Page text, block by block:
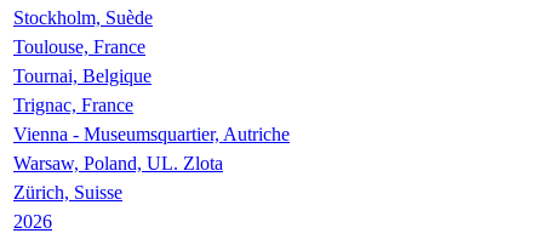
Stockholm, Suède
Toulouse, France
Tournai, Belgique
Trignac, France
Vienna - Museumsquartier, Autriche
Warsaw, Poland, UL. Zlota
Zürich, Suisse
2026